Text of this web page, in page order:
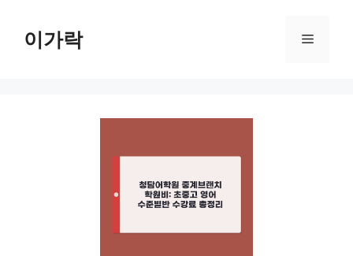
이가락 메